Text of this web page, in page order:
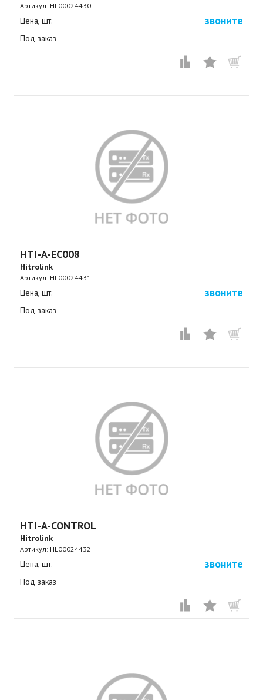
Артикул: HL00024430
Цена, шт. звоните
Под заказ
HTI-A-EC008
Hitrolink
Артикул: HL00024431
Цена, шт. звоните
Под заказ
HTI-A-CONTROL
Hitrolink
Артикул: HL00024432
Цена, шт. звоните
Под заказ